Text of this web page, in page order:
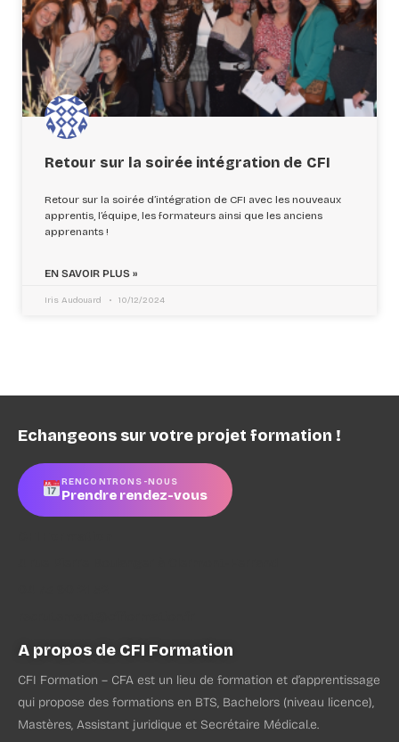
Retour sur la soirée intégration de CFI
Retour sur la soirée d’intégration de CFI avec les nouveaux
apprentis, l’équipe, les formateurs ainsi que les anciens
apprenants !
EN SAVOIR PLUS »
Iris Audouard 10/12/2024
Echangeons sur votre projet formation !
RENCONTRONS-NOUS
Prendre rendez-vous
A propos de CFI Formation
CFI Formation – CFA est un lieu de formation et d’apprentissage
qui propose des formations en BTS, Bachelors (niveau licence),
Mastères, Assistant juridique et Secrétaire Médical.e.